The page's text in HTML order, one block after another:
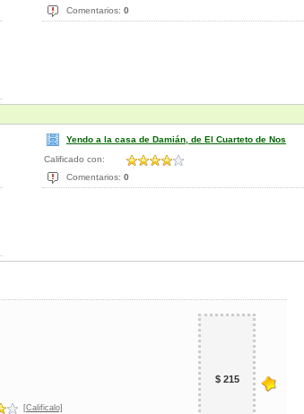
Comentarios: 0
Yendo a la casa de Damián, de El Cuarteto de Nos
Calificado con:
Comentarios: 0
[Calificalo]
$ 215